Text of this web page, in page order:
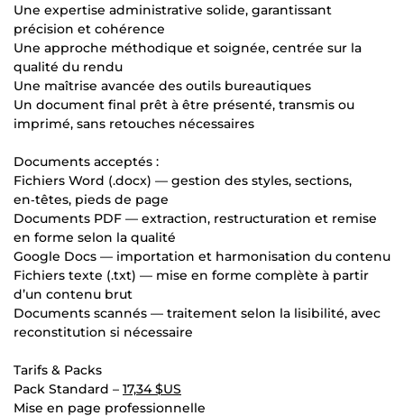
Une expertise administrative solide, garantissant
précision et cohérence
Une approche méthodique et soignée, centrée sur la
qualité du rendu
Une maîtrise avancée des outils bureautiques
Un document final prêt à être présenté, transmis ou
imprimé, sans retouches nécessaires
Documents acceptés :
Fichiers Word (.docx) — gestion des styles, sections,
en‑têtes, pieds de page
Documents PDF — extraction, restructuration et remise
en forme selon la qualité
Google Docs — importation et harmonisation du contenu
Fichiers texte (.txt) — mise en forme complète à partir
d’un contenu brut
Documents scannés — traitement selon la lisibilité, avec
reconstitution si nécessaire
Tarifs & Packs
Pack Standard – 17,34 $US
Mise en page professionnelle